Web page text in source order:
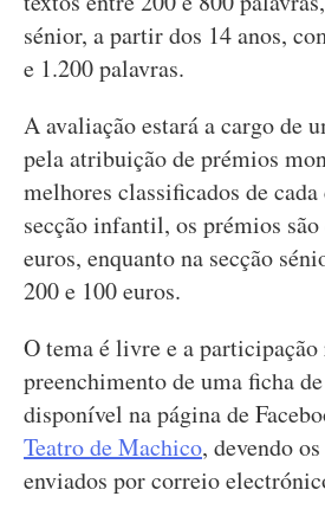
sénior, a partir dos 14 anos,
e 1.200 palavras.
A avaliação estará a cargo de
pela atribuição de prémios
melhores classificados de
secção infantil, os prémios
euros, enquanto na secção
200 e 100 euros.
O tema é livre e a participação
preenchimento de uma ficha
disponível na página de
Teatro de Machico, devendo
enviados por correio